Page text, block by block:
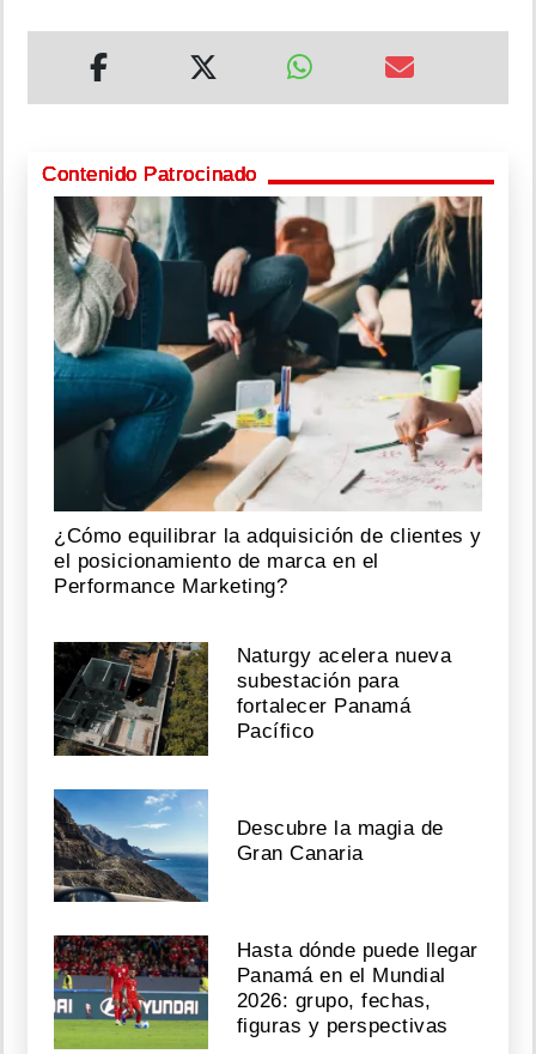
Contenido Patrocinado
¿Cómo equilibrar la adquisición de clientes y
el posicionamiento de marca en el
Performance Marketing?
Naturgy acelera nueva
subestación para
fortalecer Panamá
Pacífico
Descubre la magia de
Gran Canaria
Hasta dónde puede llegar
Panamá en el Mundial
2026: grupo, fechas,
figuras y perspectivas